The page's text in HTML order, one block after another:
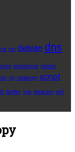
cm debian dns
monitoring motion
rig robocopy script
twitter vpn webcam wifi